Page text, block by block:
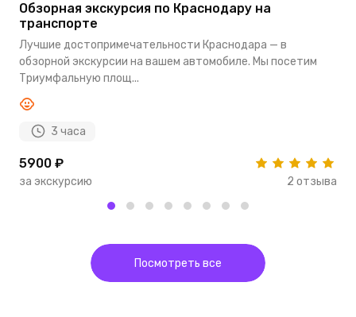
Обзорная экскурсия по Краснодару на
транспорте
Лучшие достопримечательности Краснодара — в
обзорной экскурсии на вашем автомобиле. Мы посетим
Триумфальную площ...
3 часа
5900 ₽
за экскурсию 2 отзыва
Посмотреть все